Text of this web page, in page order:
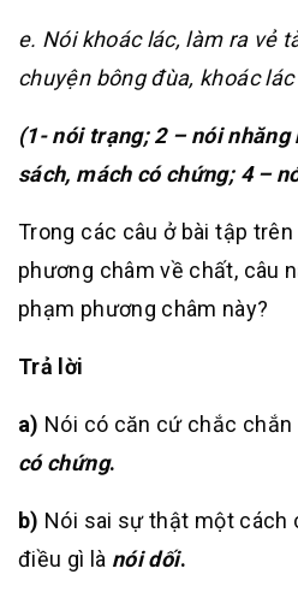
e. Nói khoác lác, làm ra vẻ
chuyện bông đùa, khoác
(1- nói trạng; 2 – nói
sách, mách có chứng; 4 –
Trong các câu ở bài tập
phương châm về chất, câu
phạm phương châm này?
Trả lời
a) Nói có căn cứ chắc chắn
có chứng.
b) Nói sai sự thật một cách
điều gì là nói dối.